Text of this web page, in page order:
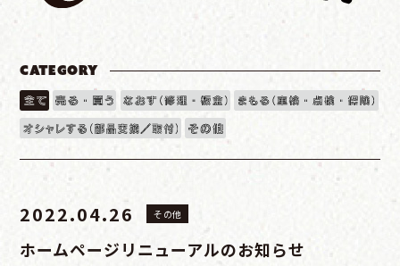
CATEGORY
2022.04.26 その他
ホームページリニューアルのお知らせ